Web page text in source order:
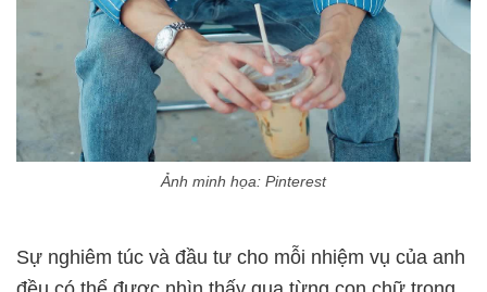
Ảnh minh họa: Pinterest
Sự nghiêm túc và đầu tư cho mỗi nhiệm vụ của anh